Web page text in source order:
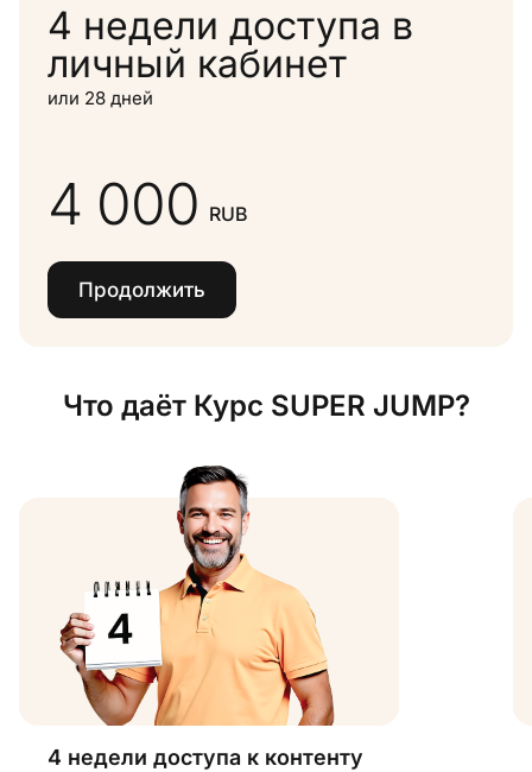
4 недели доступа в
личный кабинет
или 28 дней
4 000 RUB
Продолжить
Что даёт Курс SUPER JUMP?
4 недели доступа к контенту